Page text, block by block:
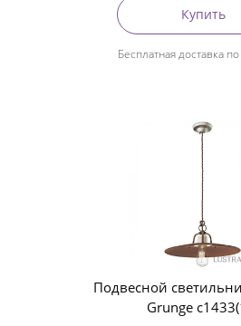
Купить
Бесплатная доставка
Подвесной
Grunge